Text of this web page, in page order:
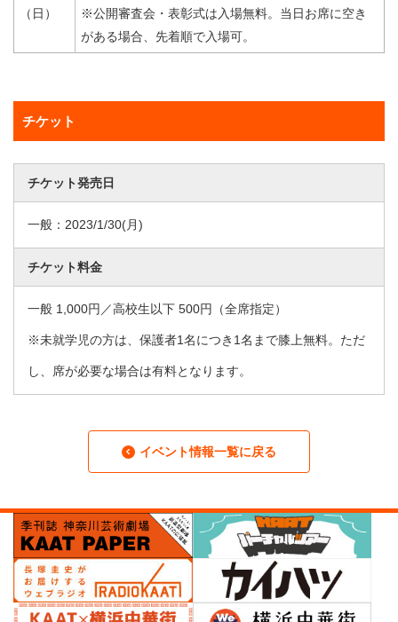
（日）
※公開審査会・表彰式は入場無料。当日お席に空き
がある場合、先着順で入場可。
チケット
チケット発売日
一般： 2023/1/30(月)
チケット料金
一般 1,000円／高校生以下 500円（全席指定）
※未就学児の方は、保護者1名につき1名まで膝上無料。ただ
し、席が必要な場合は有料となります。
イベント情報一覧に戻る